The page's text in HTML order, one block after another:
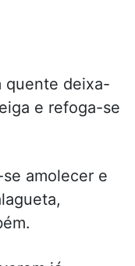
quente deixa-
e refoga-se
amolecer e